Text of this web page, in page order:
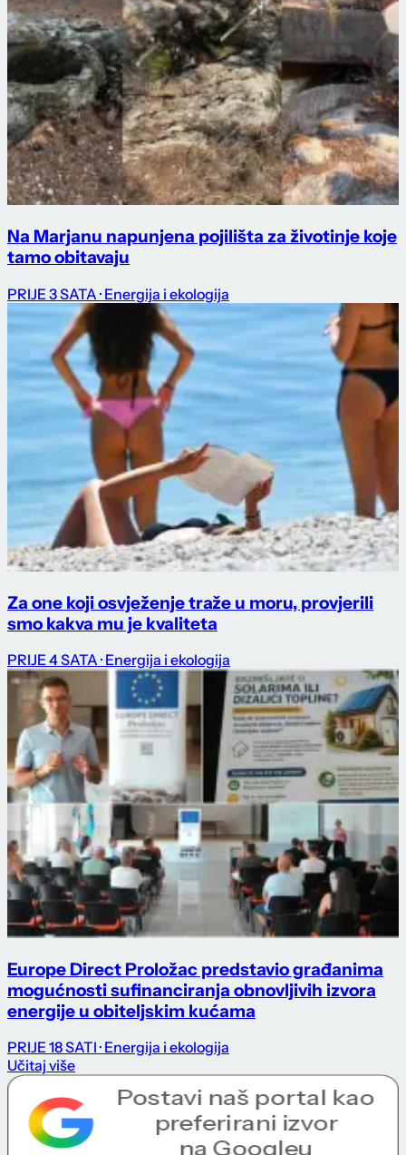
Na Marjanu napunjena pojilišta za životinje koje
tamo obitavaju
PRIJE 3 SATA · Energija i ekologija
Za one koji osvježenje traže u moru, provjerili
smo kakva mu je kvaliteta
PRIJE 4 SATA · Energija i ekologija
Europe Direct Proložac predstavio građanima
mogućnosti sufinanciranja obnovljivih izvora
energije u obiteljskim kućama
PRIJE 18 SATI · Energija i ekologija
Učitaj više